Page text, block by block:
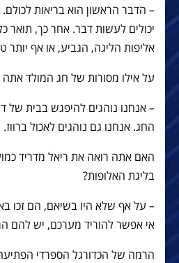
– הדבר הראשון הוא בריאות לכולם.
יכולים לעשות דבר. אחר כך, תואר
אליפות הליגה, הגביע, או אף יותר
על אילו מסורות של חג המולד אתה
– אנחנו נוהגים להיפגש בבית של
החג. אנחנו גם נוהגים לאכול ברווז.
האם אתה רואה את ריאל מדריד
בליגת האלופות?
– על אף שלא היו בשיאם, הם זכו
אי אפשר להוריד מערכם, יש להם
הרמה של הכדורגל הספרדי